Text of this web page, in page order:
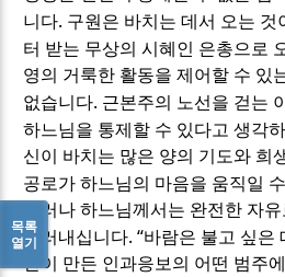
니다. 구원은 바치는 데서 오는 것
터 받는 무상의 시혜인 은총으로
영의 거룩한 활동을 제어할 수 있
없습니다. 근본주의 노선을 걷는
하느님을 통제할 수 있다고 생각
신이 바치는 많은 양의 기도와 희
공로가 하느님의 마음을 움직일
그러나 하느님께서는 완전한 자
드러내십니다. “바람은 불고 싶은
간이 만든 인과응보의 어떤 범주
목록
열기